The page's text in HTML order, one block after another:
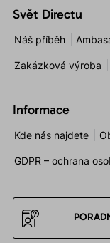
Svět Directu
Náš příběh
Zakázková výroba
Informace
Kde nás najdete
GDPR – ochrana